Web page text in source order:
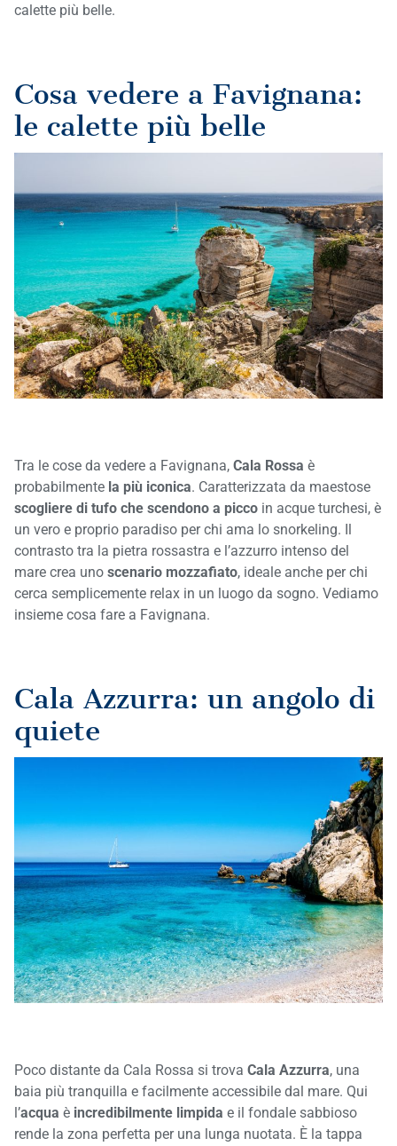
calette più belle.
Cosa vedere a Favignana:
le calette più belle
Tra le cose da vedere a Favignana, Cala Rossa è
probabilmente la più iconica. Caratterizzata da maestose
scogliere di tufo che scendono a picco in acque turchesi, è
un vero e proprio paradiso per chi ama lo snorkeling. Il
contrasto tra la pietra rossastra e l’azzurro intenso del
mare crea uno scenario mozzafiato, ideale anche per chi
cerca semplicemente relax in un luogo da sogno. Vediamo
insieme cosa fare a Favignana.
Cala Azzurra: un angolo di
quiete
Poco distante da Cala Rossa si trova Cala Azzurra, una
baia più tranquilla e facilmente accessibile dal mare. Qui
l’acqua è incredibilmente limpida e il fondale sabbioso
rende la zona perfetta per una lunga nuotata. È la tappa